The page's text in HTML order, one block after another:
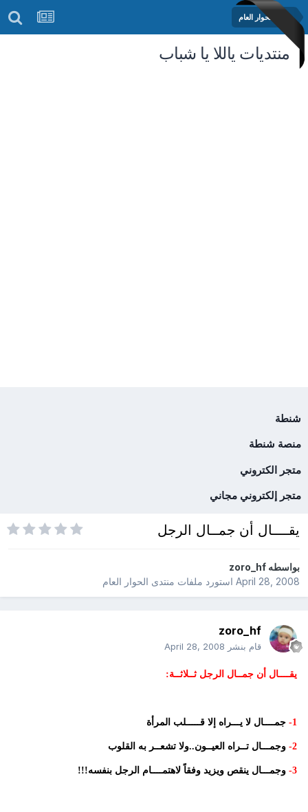
منتدى الحوار العام
منتديات ياللا يا شباب
شنطة
منصة شنطة
متجر الكتروني
متجر إلكتروني مجاني
يقــــال أن جمــال الرجل
بواسطهzoro_hf
April 28, 2008استورد ملفات منتدى الحوار العام
zoro_hf
قام بنشر April 28, 2008
يقــــال أن جمــال الرجل ثــلاثــة:
1- جمــــال لا يـــراه إلا قـــــلب المرأة
2- وجمـــال تــراه العيــون..ولا تشعــر به القلوب
3- وجمـــال ينقص ويزيد وفقاً لاهتمــــام الرجل بنفسه!!!